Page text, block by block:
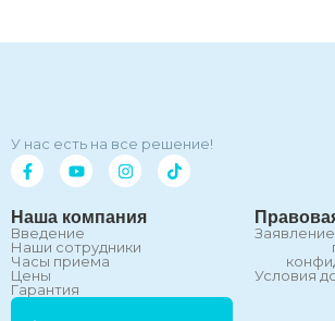
У нас есть на все решение!
Наша компания
Введение
Наши сотрудники
Часы приема
Цены
Гарантия
Условия